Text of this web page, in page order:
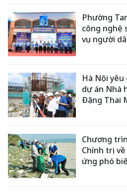
Phường
công nghệ
vụ người
Hà Nội
dự án Nhà
Đặng Thai
Chương
Chính trị
ứng phó